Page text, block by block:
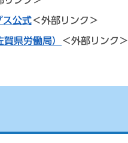
ス公式＜外部リンク＞
県労働局） ＜外部リンク＞